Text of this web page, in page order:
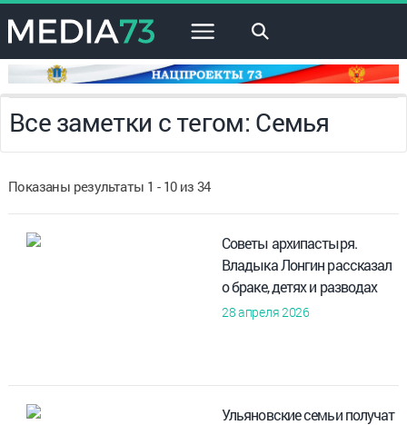
×
Все заметки с тегом: Семья
Показаны результаты 1 - 10 из 34
Советы архипастыря.
Владыка Лонгин рассказал
о браке, детях и разводах
28 апреля 2026
Ульяновские семьи получат